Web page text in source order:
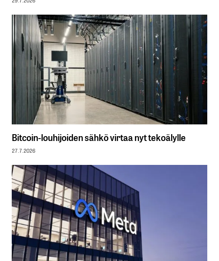
Bitcoin-louhijoiden sähkö virtaa nyt tekoälylle
27.7.2026